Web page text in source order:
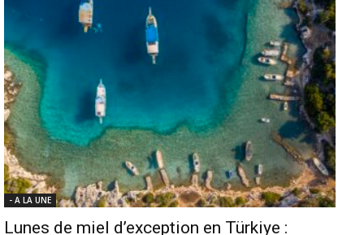
- A LA UNE
Lunes de miel d’exception en Türkiye :